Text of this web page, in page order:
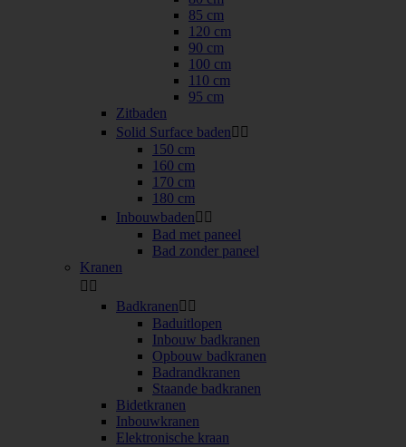
85 cm
120 cm
90 cm
100 cm
110 cm
95 cm
Zitbaden
Solid Surface baden 
150 cm
160 cm
170 cm
180 cm
Inbouwbaden 
Bad met paneel
Bad zonder paneel
Kranen
 
Badkranen 
Baduitlopen
Inbouw badkranen
Opbouw badkranen
Badrandkranen
Staande badkranen
Bidetkranen
Inbouwkranen
Elektronische kraan